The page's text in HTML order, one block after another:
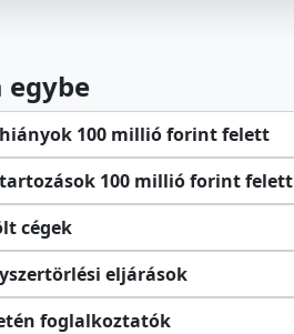
100 millió forint felett
100 millió forint felett
cégek
eljárások
foglalkoztatók